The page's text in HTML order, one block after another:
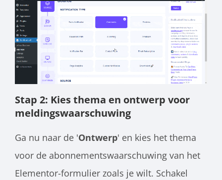
Stap 2: Kies thema en ontwerp voor
meldingswaarschuwing
Ga nu naar de 'Ontwerp' en kies het thema
voor de abonnementswaarschuwing van het
Elementor-formulier zoals je wilt. Schakel